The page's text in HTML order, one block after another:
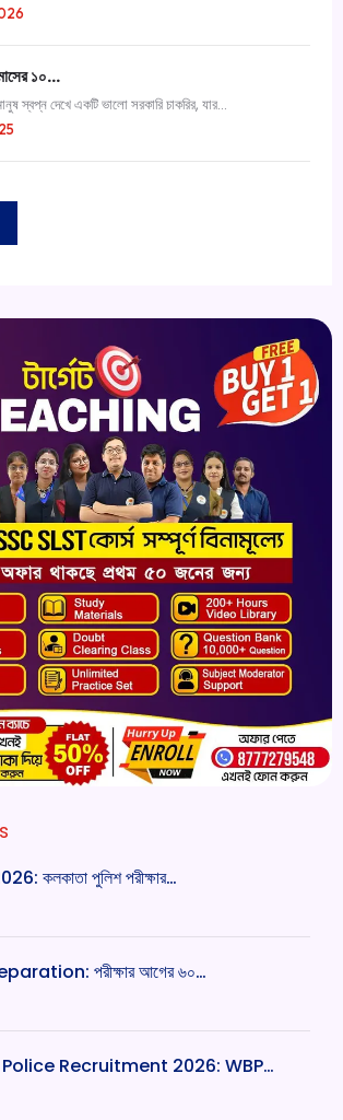
১০…
স্বপ্ন দেখে একটি ভালো সরকারি চাকরির, যার...
কলকাতা পুলিশ পরীক্ষার…
পরীক্ষার আগের ৬০…
Recruitment 2026: WBP…